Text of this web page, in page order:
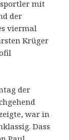
mit
der
viermal
Krüger
der
war in
Dass